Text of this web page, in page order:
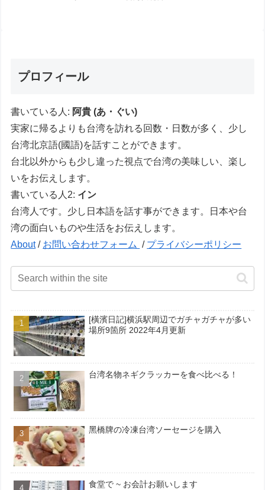
プロフィール
書いている人: 阿貴 (あ・ぐい)
実家に帰るよりも台湾を訪れる回数・日数が多く、少し
台湾北京語(國語)を話すことができます。
台北以外からも少し違った視点で台湾の美味しい、楽し
いをお伝えします。
書いている人2: イン
台湾人です。少し日本語を話す事ができます。日本や台
湾の面白いものや生活をお伝えします。
About/ お問い合わせフォーム / プライバシーポリシー
[橫濱日記]横浜駅周辺でガチャガチャが多い
場所9箇所 2022年4月更新
台湾名物ネギクラッカーを食べ比べる！
黑橋牌の冷凍台湾ソーセージを購入
食堂で ~ お会計お願いします